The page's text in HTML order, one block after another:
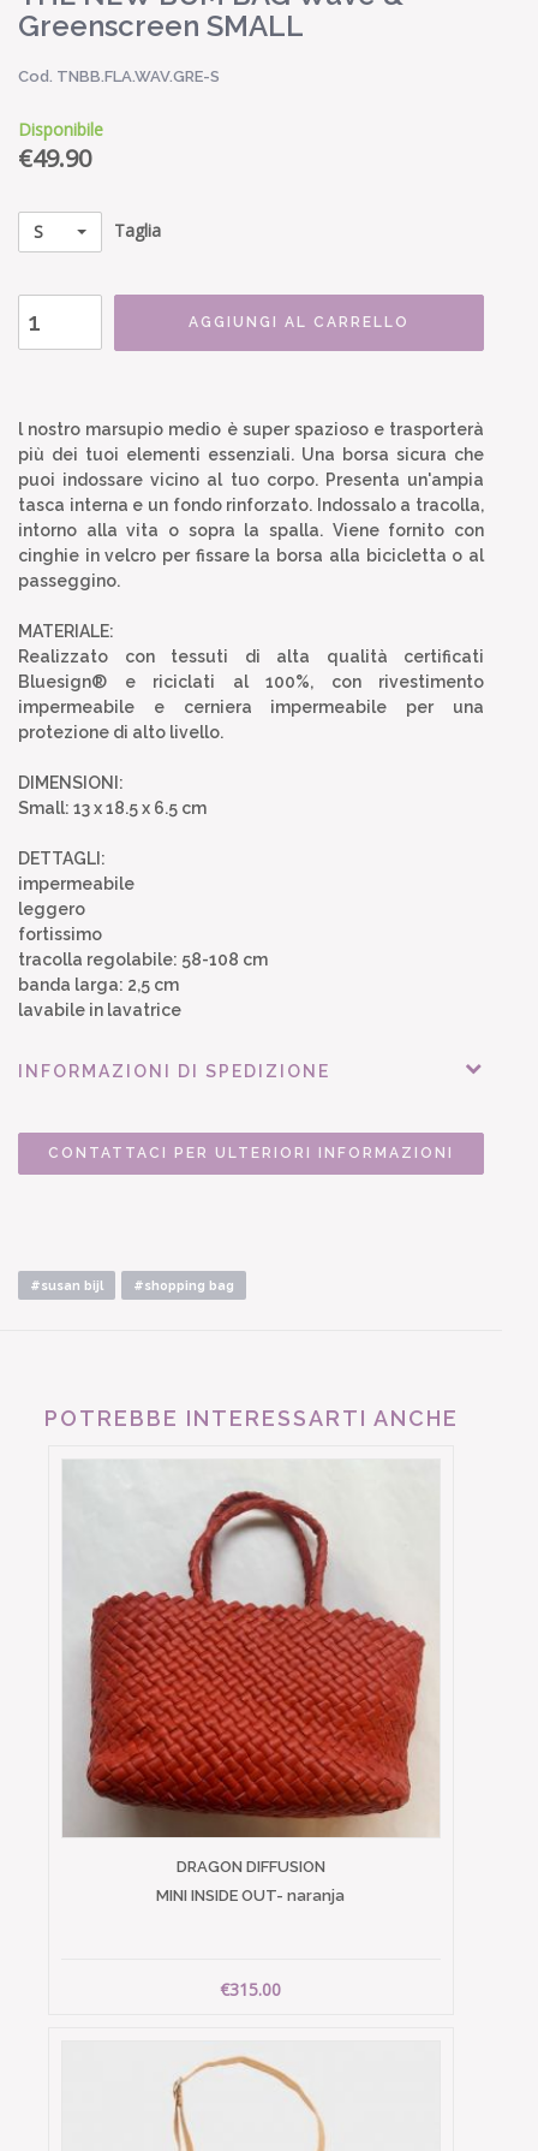
Greenscreen SMALL
Cod. TNBB.FLA.WAV.GRE-S
Disponibile
€49.90
S Taglia
AGGIUNGI AL CARRELLO
l nostro marsupio medio è super spazioso e trasporterà
più dei tuoi elementi essenziali. Una borsa sicura che
puoi indossare vicino al tuo corpo. Presenta un'ampia
tasca interna e un fondo rinforzato. Indossalo a tracolla,
intorno alla vita o sopra la spalla. Viene fornito con
cinghie in velcro per fissare la borsa alla bicicletta o al
passeggino.
MATERIALE:
Realizzato con tessuti di alta qualità certificati
Bluesign® e riciclati al 100%, con rivestimento
impermeabile e cerniera impermeabile per una
protezione di alto livello.
DIMENSIONI:
Small: 13 x 18.5 x 6.5 cm
DETTAGLI:
impermeabile
leggero
fortissimo
tracolla regolabile: 58-108 cm
banda larga: 2,5 cm
lavabile in lavatrice
INFORMAZIONI DI SPEDIZIONE
CONTATTACI PER ULTERIORI INFORMAZIONI
#susan bijl #shopping bag
POTREBBE INTERESSARTI ANCHE
DRAGON DIFFUSION
MINI INSIDE OUT- naranja
€315.00